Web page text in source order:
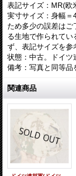
表記サイズ：MR(欧
実寸サイズ：身幅
ため多少の誤差は
る生地で作られて
ず、表記サイズを参
状態：中古。ドイツ
備考：写真と同等品
関連商品